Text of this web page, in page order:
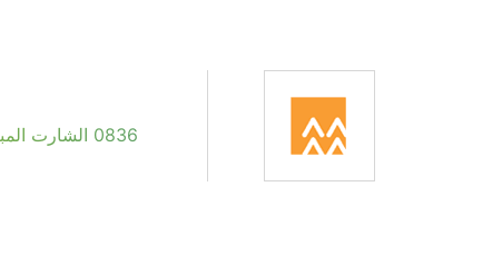
تاريخ توزيعات أرباح 0836
إذا كنت تتابع CHINA RES POWE (رمز السهم: 0836)، فربما صادفت مصطلح “تاريخ توزيعات أرباح 0836”. ولكن ماذا يعني فعليًا، ولماذا يجب أن تهتم به؟
رغم أنها معروفة أكثر بنمو السهم بدلاً من توزيعات
0836 الشارت المباشر